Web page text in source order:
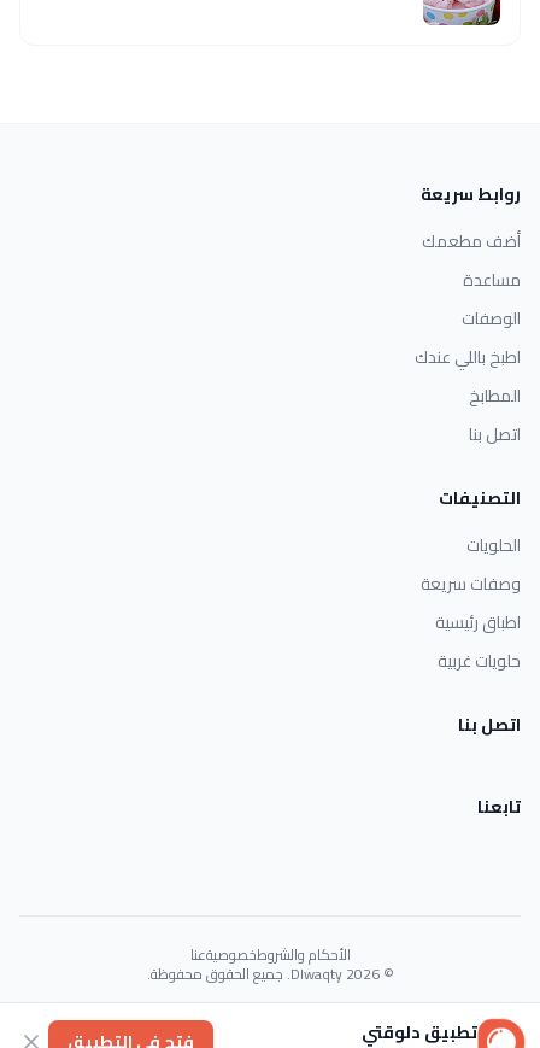
روابط سريعة
أضف مطعمك
مساعدة
الوصفات
اطبخ باللي عندك
المطابخ
اتصل بنا
التصنيفات
الحلويات
وصفات سريعة
اطباق رئيسية
حلويات غربية
اتصل بنا
تابعنا
الأحكام والشروطخصوصيةعنا
© 2026 Dlwaqty. جميع الحقوق محفوظة.
Powered byGAIT
تطبيق دلوقتي